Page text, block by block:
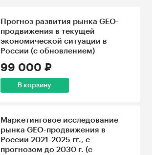
Прогноз развития рынка GEO-
продвижения в текущей
экономической ситуации в
России (с обновлением)
99 000 ₽
В корзину
Маркетинговое исследование
рынка GEO-продвижения в
России 2021-2025 гг., с
прогнозом до 2030 г. (с